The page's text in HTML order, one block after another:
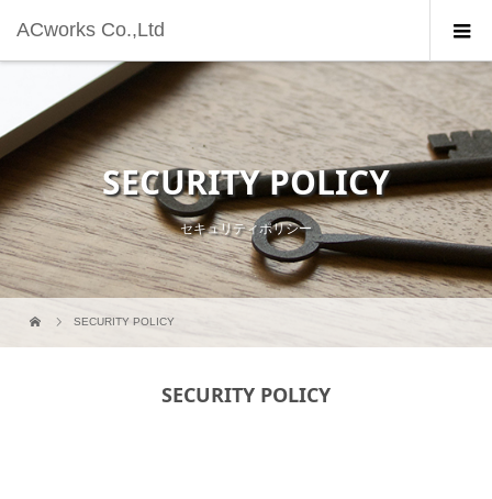
ACworks Co.,Ltd
SECURITY POLICY
セキュリティポリシー
SECURITY POLICY
SECURITY POLICY